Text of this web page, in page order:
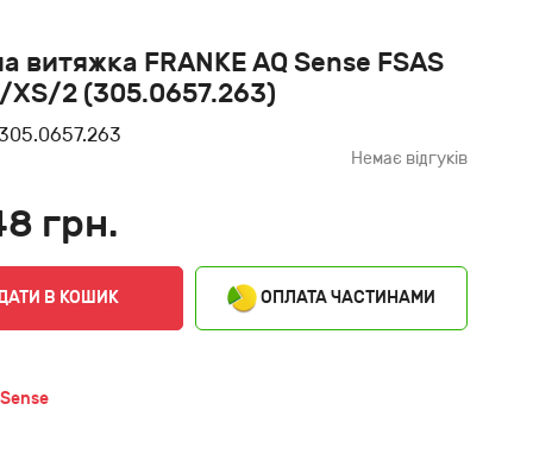
витяжка FRANKE AQ Sense FSAS
XS/2 (305.0657.263)
Немає відгуків
грн.
В КОШИК ОПЛАТА ЧАСТИНАМИ